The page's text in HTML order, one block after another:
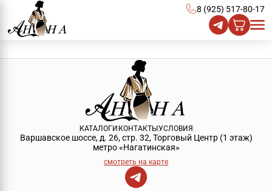
8 (925) 517-80-17
КАТАЛОГИ КОНТАКТЫУСЛОВИЯ
Варшавское шоссе, д. 26, стр. 32, Торговый Центр (1 этаж)
метро «Нагатинская»
смотреть на карте